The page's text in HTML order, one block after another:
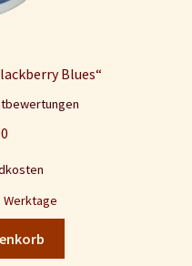
Blues“
Werktage